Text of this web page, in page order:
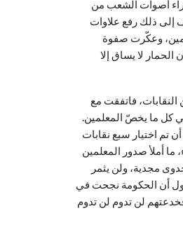
أصوات الشعب من
إلى ذلك رفع علاوات
وعكّرت صفوة
لا يساق إلا
فاتفقت مع
في كل ما يخصّ المعلمين.
تم اختيار سبع نقابات
أملأ صدور المعلمين
مجدية، ولن يثمر
أن الحكومة نجحت في
فخدعتهم لن تدوم لن تدوم